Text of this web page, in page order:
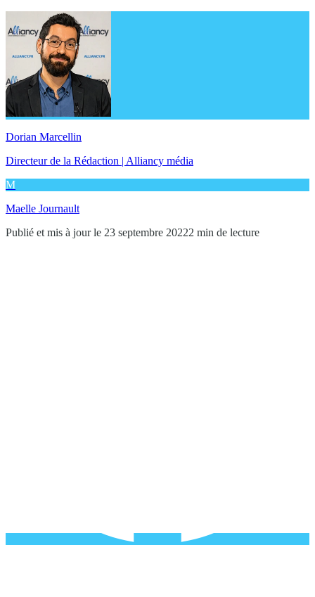
Dorian Marcellin
Directeur de la Rédaction | Alliancy média
M
Maelle Journault
Publié et mis à jour le 23 septembre 20222 min de lecture